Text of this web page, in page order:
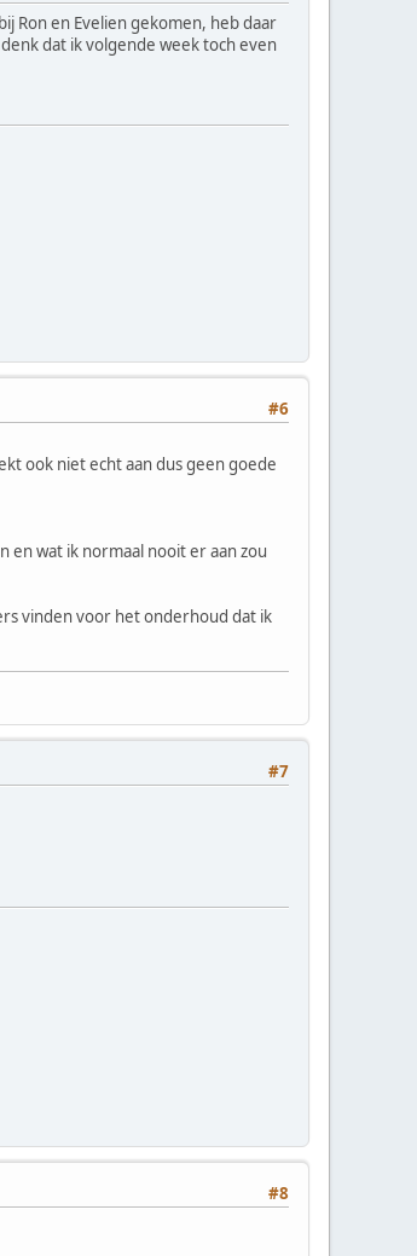
Ron en Evelien gekomen, heb daar
dat ik volgende week toch even
#6
ook niet echt aan dus geen goede
en wat ik normaal nooit er aan zou
vinden voor het onderhoud dat ik
#7
#8